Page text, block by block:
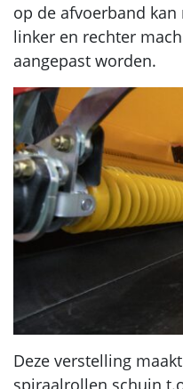
op de afvoerband
linker en rechter
aangepast worden.
Deze verstelling